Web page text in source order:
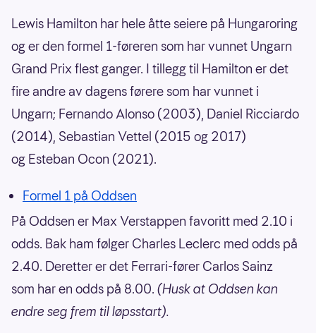
Lewis Hamilton har hele åtte seiere på Hungaroring
og er den formel 1-føreren som har vunnet Ungarn
Grand Prix flest ganger. I tillegg til Hamilton er det
fire andre av dagens førere som har vunnet i
Ungarn; Fernando Alonso (2003), Daniel Ricciardo
(2014), Sebastian Vettel (2015 og 2017)
og Esteban Ocon (2021).
Formel 1 på Oddsen
På Oddsen er Max Verstappen favoritt med 2.10 i
odds. Bak ham følger Charles Leclerc med odds på
2.40. Deretter er det Ferrari-fører Carlos Sainz
som har en odds på 8.00. (Husk at Oddsen kan
endre seg frem til løpsstart).